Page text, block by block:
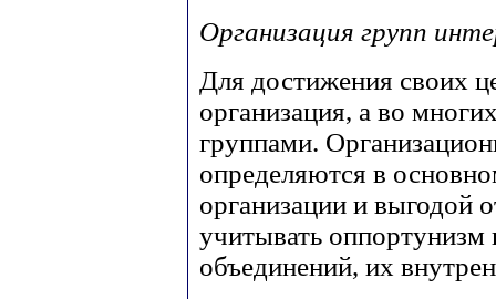
Организация групп
Для достижения своих
организация, а во
группами.
определяются в
организации и выгодой
учитывать оппортунизм
объединений, их